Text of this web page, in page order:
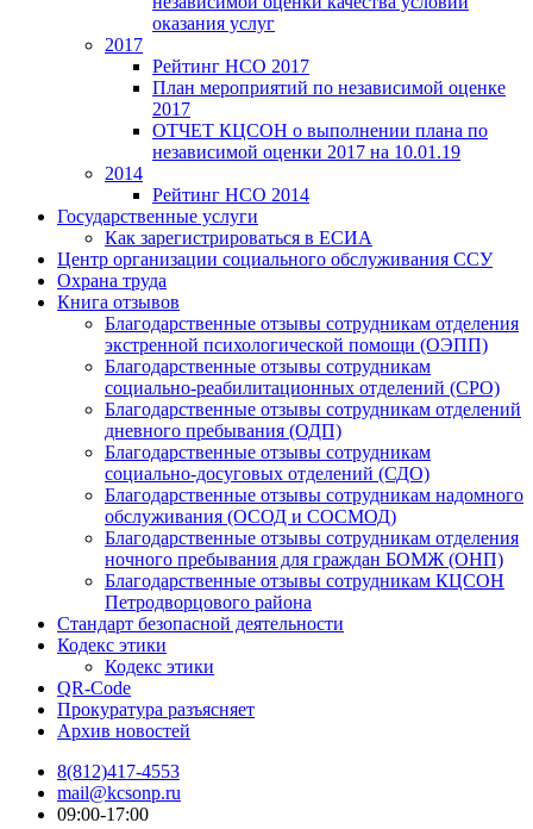
оказания услуг
2017
Рейтинг НСО 2017
План мероприятий по независимой оценке
2017
ОТЧЕТ КЦСОН о выполнении плана по
независимой оценки 2017 на 10.01.19
2014
Рейтинг НСО 2014
Государственные услуги
Как зарегистрироваться в ЕСИА
Центр организации социального обслуживания ССУ
Охрана труда
Книга отзывов
Благодарственные отзывы сотрудникам отделения
экстренной психологической помощи (ОЭПП)
Благодарственные отзывы сотрудникам
социально-реабилитационных отделений (СРО)
Благодарственные отзывы сотрудникам отделений
дневного пребывания (ОДП)
Благодарственные отзывы сотрудникам
социально-досуговых отделений (СДО)
Благодарственные отзывы сотрудникам надомного
обслуживания (ОСОД и СОСМОД)
Благодарственные отзывы сотрудникам отделения
ночного пребывания для граждан БОМЖ (ОНП)
Благодарственные отзывы сотрудникам КЦСОН
Петродворцового района
Стандарт безопасной деятельности
Кодекс этики
Кодекс этики
QR-Code
Прокуратура разъясняет
Архив новостей
8(812)417-4553
mail@kcsonp.ru
09:00-17:00